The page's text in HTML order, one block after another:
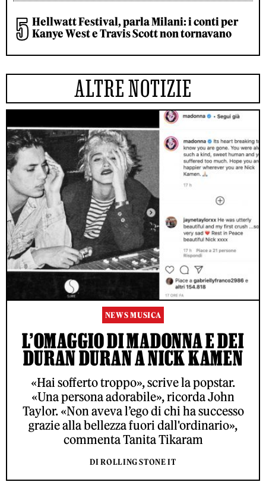
Hellwatt Festival, parla Milani: i conti per
Kanye West e Travis Scott non tornavano
ALTRE NOTIZIE
NEWS MUSICA
L’OMAGGIO DI MADONNA E DEI
DURAN DURAN A NICK KAMEN
«Hai sofferto troppo», scrive la popstar.
«Una persona adorabile», ricorda John
Taylor. «Non aveva l’ego di chi ha successo
grazie alla bellezza fuori dall'ordinario»,
commenta Tanita Tikaram
DI ROLLING STONE IT